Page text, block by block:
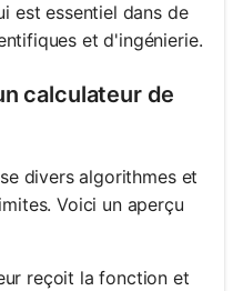
est essentiel dans de
et d'ingénierie.
calculateur de
divers algorithmes et
Voici un aperçu
reçoit la fonction et